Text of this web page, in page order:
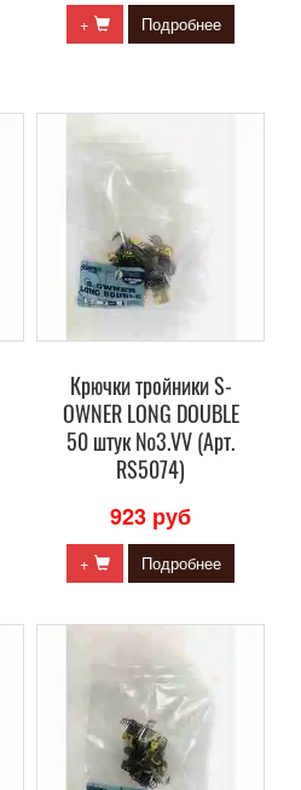
+ Подробнее
Крючки тройники S-
OWNER LONG DOUBLE
50 штук №3.VV (Арт.
RS5074)
923 руб
+ Подробнее